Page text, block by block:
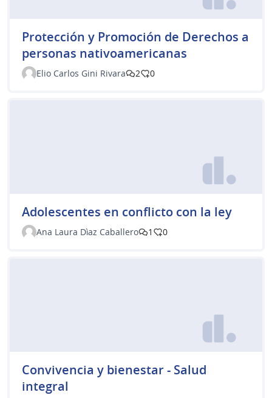
Protección y Promoción de Derechos a
personas nativoamericanas
Elio Carlos Gini Rivara 2 0
Adolescentes en conflicto con la ley
Ana Laura Dìaz Caballero 1 0
Convivencia y bienestar - Salud
integral